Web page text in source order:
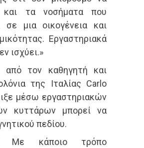
και τα νοσήματα που
σε μια οικογένεια και
Εργαστηριακά
ισχύει.»
από τον καθηγητή και
της Ιταλίας Carlo
μέσω εργαστηριακών
κυττάρων μπορεί να
πεδίου.
Με κάποιο τρόπο